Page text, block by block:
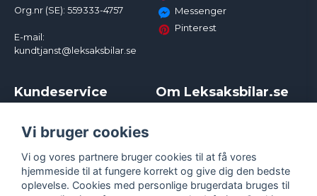
Org.nr (SE): 559333-4757
E-mail:
kundtjanst@leksaksbilar.se
Messenger
Pinterest
Kundeservice
Kampagner og rabatter
Reklamation
Policy chase cars
Returnera
Logga in
Om Leksaksbilar.se
Handelsbetingelser
Persondatapolitik
Cookies
Vi bruger cookies
Vi og vores partnere bruger cookies til at få vores
hjemmeside til at fungere korrekt og give dig den bedste
oplevelse. Cookies med personlige brugerdata bruges til